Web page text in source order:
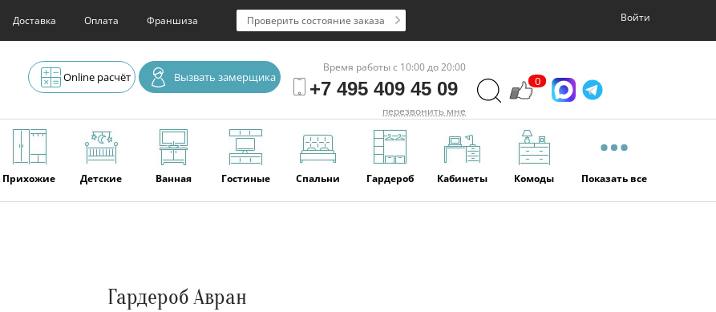
Доставка Оплата Франшиза Войти
Проверить состояние заказа
Online расчёт Вызвать замерщика
Время работы с 10:00 до 20:00
+7 495 409 45 09
перезвонить мне
0
Прихожие Детские Ванная Гостиные Спальни Гардероб Кабинеты Комоды Показать все
Гардероб Авран